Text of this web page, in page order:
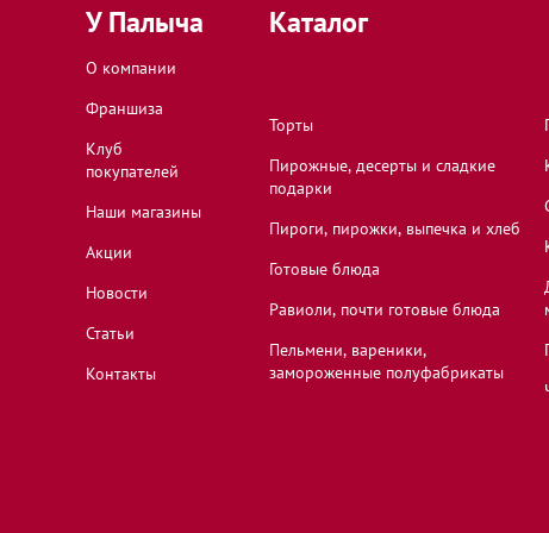
18
Клин, Московская область, Новоямская улица,
Красногорск, Московская область, бульвар
Красногорск, Московская область,
Ольховая улица, 1/1
У Палыча
О компании
Франшиза
Клуб
покупателей
Наши магазины
Акции
Новости
Статьи
Контакты
Каталог
Торты
Пирожные, десерты и сладкие
подарки
Пироги, пирожки, выпечка и хлеб
Готовые блюда
Равиоли, почти готовые блюда
Пельмени, вареники,
замороженные полуфабрикаты